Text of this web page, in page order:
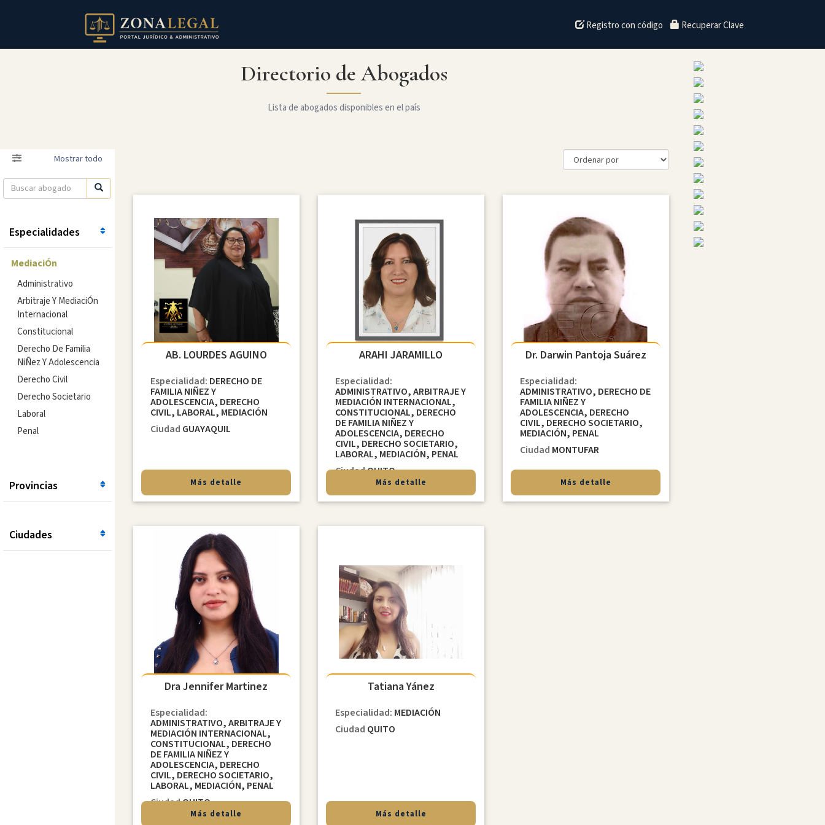
Registro con código Recuperar Clave
Directorio de Abogados
Lista de abogados disponibles en el país
Filtro Mostrar todo
Especialidades
MediaciÓn
Administrativo
Arbitraje Y MediaciÓn
Internacional
Constitucional
Derecho De Familia
NiÑez Y Adolescencia
Derecho Civil
Derecho Societario
Laboral
Penal
Provincias
Ciudades
AB. LOURDES AGUINO
Especialidad: DERECHO DE
FAMILIA NIÑEZ Y
ADOLESCENCIA, DERECHO
CIVIL, LABORAL, MEDIACIÓN
Ciudad GUAYAQUIL
Más detalle
ARAHI JARAMILLO
Especialidad:
ADMINISTRATIVO, ARBITRAJE Y
MEDIACIÓN INTERNACIONAL,
CONSTITUCIONAL, DERECHO
DE FAMILIA NIÑEZ Y
ADOLESCENCIA, DERECHO
CIVIL, DERECHO SOCIETARIO,
LABORAL, MEDIACIÓN, PENAL
CiudadQUITO
Más detalle
Dr. Darwin Pantoja Suárez
Especialidad:
ADMINISTRATIVO, DERECHO DE
FAMILIA NIÑEZ Y
ADOLESCENCIA, DERECHO
CIVIL, DERECHO SOCIETARIO,
MEDIACIÓN, PENAL
Ciudad MONTUFAR
Más detalle
Dra Jennifer Martinez
Especialidad:
ADMINISTRATIVO, ARBITRAJE Y
MEDIACIÓN INTERNACIONAL,
CONSTITUCIONAL, DERECHO
DE FAMILIA NIÑEZ Y
ADOLESCENCIA, DERECHO
CIVIL, DERECHO SOCIETARIO,
LABORAL, MEDIACIÓN, PENAL
CiudadQUITO
Más detalle
Tatiana Yánez
Especialidad: MEDIACIÓN
Ciudad QUITO
Más detalle